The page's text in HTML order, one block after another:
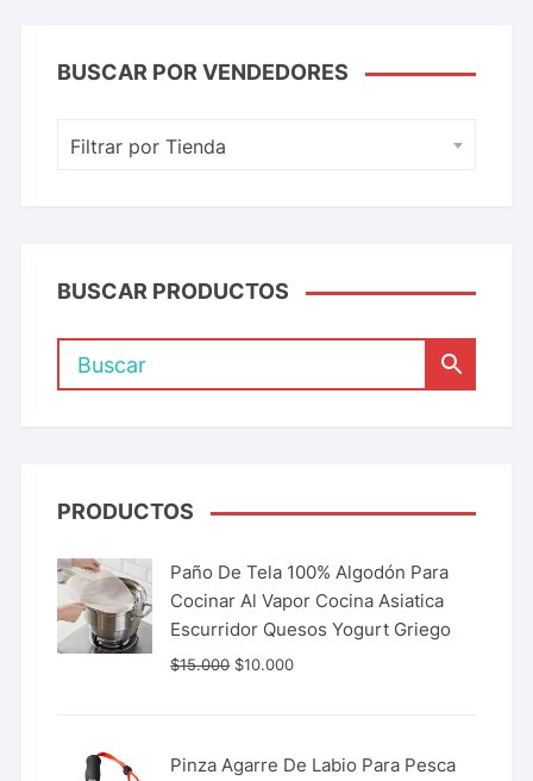
BUSCAR POR VENDEDORES
Filtrar por Tienda
BUSCAR PRODUCTOS
PRODUCTOS
Paño De Tela 100% Algodón Para
Cocinar Al Vapor Cocina Asiatica
Escurridor Quesos Yogurt Griego
$15.000 $10.000
Pinza Agarre De Labio Para Pesca